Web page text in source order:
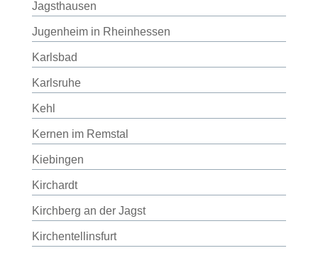
Jagsthausen
Jugenheim in Rheinhessen
Karlsbad
Karlsruhe
Kehl
Kernen im Remstal
Kiebingen
Kirchardt
Kirchberg an der Jagst
Kirchentellinsfurt